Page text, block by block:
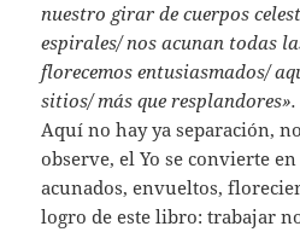
nuestro girar de cuerpos
espirales/ nos acunan todas
florecemos entusiasmados/
sitios/ más que resplandores».
Aquí no hay ya separación,
observe, el Yo se convierte
acunados, envueltos,
logro de este libro: trabajar